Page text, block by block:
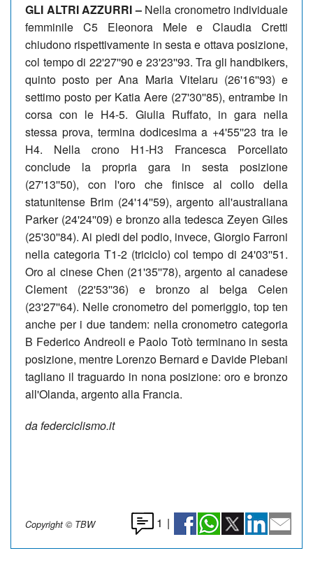
GLI ALTRI AZZURRI –Nella cronometro individuale
femminile C5 Eleonora Mele e Claudia Cretti
chiudono rispettivamente in sesta e ottava posizione,
col tempo di 22'27''90 e 23'23''93. Tra gli handbikers,
quinto posto per Ana Maria Vitelaru (26'16''93) e
settimo posto per Katia Aere (27'30''85), entrambe in
corsa con le H4-5. Giulia Ruffato, in gara nella
stessa prova, termina dodicesima a +4'55''23 tra le
H4. Nella crono H1-H3 Francesca Porcellato
conclude la propria gara in sesta posizione
(27'13''50), con l'oro che finisce al collo della
statunitense Brim (24'14''59), argento all'australiana
Parker (24'24''09) e bronzo alla tedesca Zeyen Giles
(25'30''84). Ai piedi del podio, invece, Giorgio Farroni
nella categoria T1-2 (triciclo) col tempo di 24'03''51.
Oro al cinese Chen (21'35''78), argento al canadese
Clement (22'53''36) e bronzo al belga Celen
(23'27''64). Nelle cronometro del pomeriggio, top ten
anche per i due tandem: nella cronometro categoria
B Federico Andreoli e Paolo Totò terminano in sesta
posizione, mentre Lorenzo Bernard e Davide Plebani
tagliano il traguardo in nona posizione: oro e bronzo
all'Olanda, argento alla Francia.
da federciclismo.it
Copyright © TBW 1 |